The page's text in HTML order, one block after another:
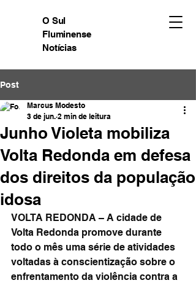
O Sul
Fluminense
Notícias
Post
Junho Violeta mobiliza
Volta Redonda em defesa
dos direitos da população
idosa
Marcus Modesto
3 de jun. 2 min de leitura
VOLTA REDONDA – A cidade de
Volta Redonda promove durante
todo o mês uma série de atividades
voltadas à conscientização sobre o
enfrentamento da violência contra a